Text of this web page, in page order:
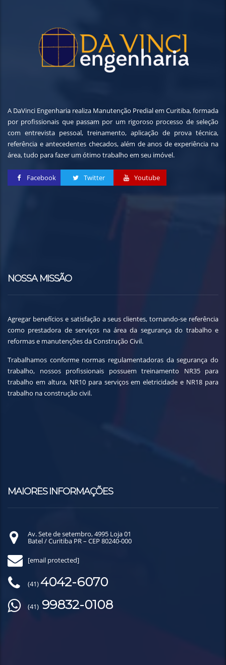
A DaVinci Engenharia realiza Manutenção Predial em Curitiba, formada
por profissionais que passam por um rigoroso processo de seleção
com entrevista pessoal, treinamento, aplicação de prova técnica,
referência e antecedentes checados, além de anos de experiência na
área, tudo para fazer um ótimo trabalho em seu imóvel.
Facebook Twitter Youtube
NOSSA MISSÃO
Agregar benefícios e satisfação a seus clientes, tornando-se referência
como prestadora de serviços na área da segurança do trabalho e
reformas e manutenções da Construção Civil.
Trabalhamos conforme normas regulamentadoras da segurança do
trabalho, nossos profissionais possuem treinamento NR35 para
trabalho em altura, NR10 para serviços em eletricidade e NR18 para
trabalho na construção civil.
MAIORES INFORMAÇÕES
Av. Sete de setembro, 4995 Loja 01
Batel / Curitiba PR – CEP 80240-000
[email protected]
(41)4042-6070
(41) 99832-0108